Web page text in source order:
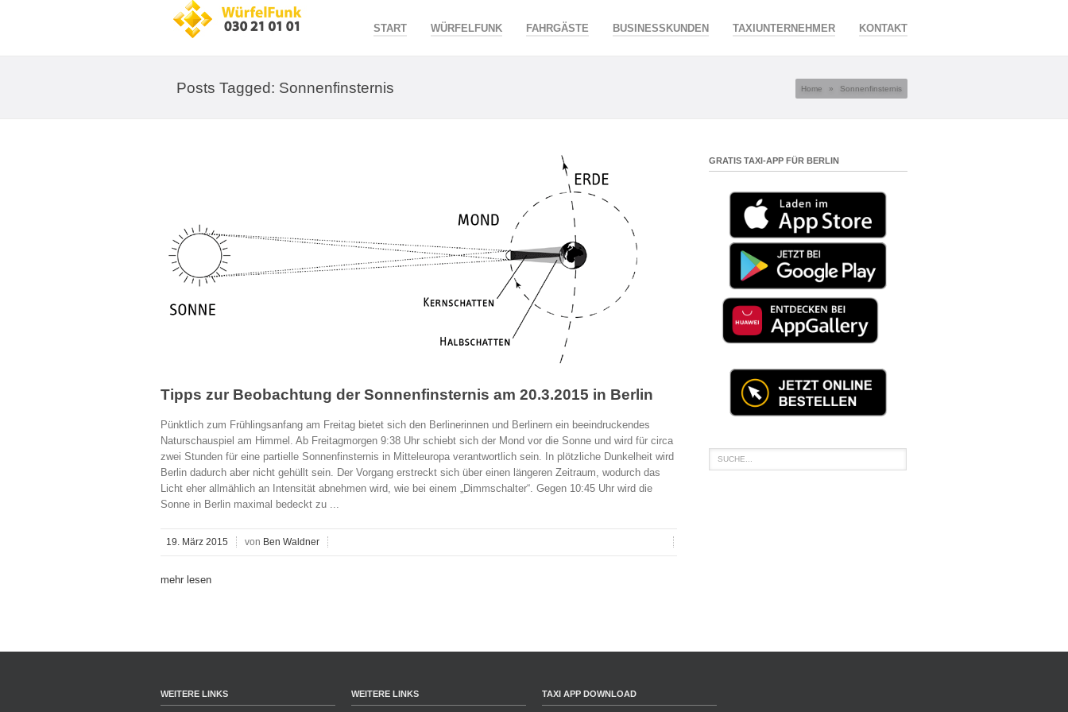
START WÜRFELFUNK FAHRGÄSTE BUSINESSKUNDEN TAXIUNTERNEHMER KONTAKT
Posts Tagged: Sonnenfinsternis Home » Sonnenfinsternis
Tipps zur Beobachtung der Sonnenfinsternis am 20.3.2015 in Berlin
Pünktlich zum Frühlingsanfang am Freitag bietet sich den Berlinerinnen und Berlinern ein beeindruckendes
Naturschauspiel am Himmel. Ab Freitagmorgen 9:38 Uhr schiebt sich der Mond vor die Sonne und wird für circa
zwei Stunden für eine partielle Sonnenfinsternis in Mitteleuropa verantwortlich sein. In plötzliche Dunkelheit wird
Berlin dadurch aber nicht gehüllt sein. Der Vorgang erstreckt sich über einen längeren Zeitraum, wodurch das
Licht eher allmählich an Intensität abnehmen wird, wie bei einem „Dimmschalter“. Gegen 10:45 Uhr wird die
Sonne in Berlin maximal bedeckt zu ...
19. März 2015 von Ben Waldner
mehr lesen
GRATIS TAXI-APP FÜR BERLIN
WEITERE LINKS WEITERE LINKS TAXI APP DOWNLOAD